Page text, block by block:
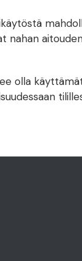
olla